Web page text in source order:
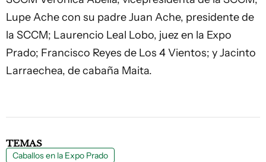
Lupe Ache con su padre Juan Ache, presidente de
la SCCM; Laurencio Leal Lobo, juez en la Expo
Prado; Francisco Reyes de Los 4 Vientos; y Jacinto
Larraechea, de cabaña Maita.
TEMAS
Caballos en la Expo Prado